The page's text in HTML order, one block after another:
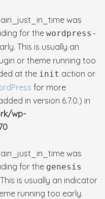
was
for the wordpress-
This is usually an
or theme running too
at the init action or
for more
in version 6.7.0.) in
wp-
was
for the genesis
is usually an indicator
running too early.